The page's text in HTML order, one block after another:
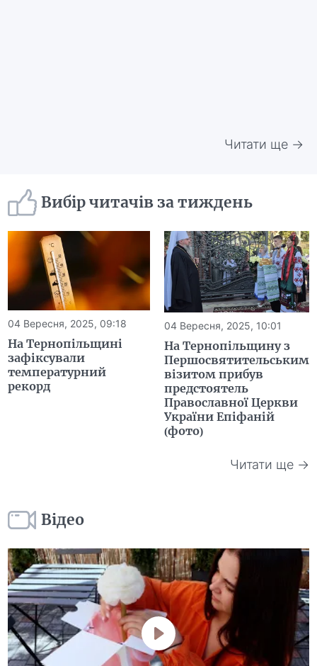
Читати ще →
Вибір читачів за тиждень
04 Вересня, 2025, 09:18
На Тернопільщині
зафіксували
температурний
рекорд
04 Вересня, 2025, 10:01
На Тернопільщину з
Першосвятительським
візитом прибув
предстоятель
Православної Церкви
України Епіфаній
(фото)
Читати ще →
Відео